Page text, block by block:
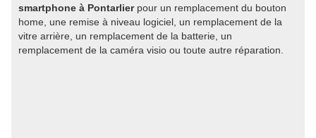
smartphone à Pontarlierpour un remplacement du bouton
home, une remise à niveau logiciel, un remplacement de la
vitre arrière, un remplacement de la batterie, un
remplacement de la caméra visio ou toute autre réparation.